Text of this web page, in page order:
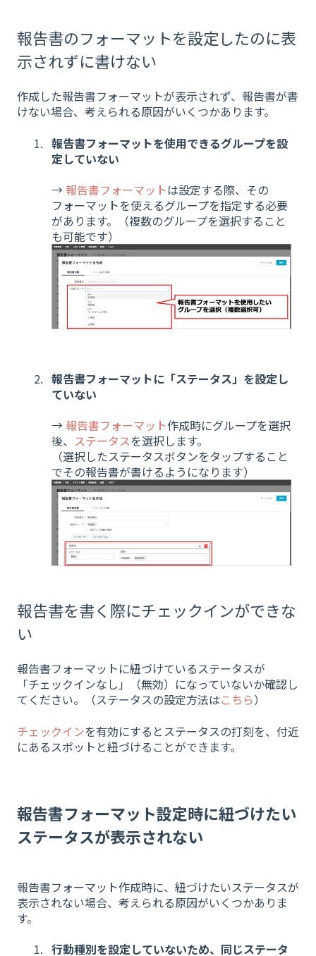
報告書のフォーマットを設定したのに表
示されずに書けない
作成した報告書フォーマットが表示されず、報告書が書
けない場合、考えられる原因がいくつかあります。
報告書フォーマットを使用できるグループを設
定していない
→ 報告書フォーマットは設定する際、その
フォーマットを使えるグループを指定する必要
があります。（複数のグループを選択すること
も可能です）
報告書フォーマットに「ステータス」を設定し
ていない
→ 報告書フォーマット作成時にグループを選択
後、 ステータスを選択します。
（選択したステータスボタンをタップすること
でその報告書が書けるようになります）
報告書を書く際にチェックインができな
い
報告書フォーマットに紐づけているステータスが
「チェックインなし」（無効）になっていないか確認し
てください。（ステータスの設定方法はこちら）
チェックインを有効にするとステータスの打刻を、付近
にあるスポットと紐づけることができます。
報告書フォーマット設定時に紐づけたい
ステータスが表示されない
報告書フォーマット作成時に、紐づけたいステータスが
表示されない場合、考えられる原因がいくつかありま
す。
行動種別を設定していないため、同じステータ